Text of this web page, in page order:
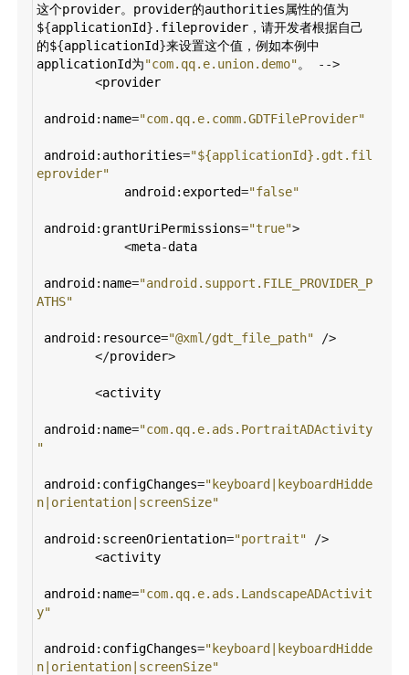
这个provider。provider的authorities属性的值为
${applicationId}. fileprovider，请开发者根据自己
的${applicationId}来设置这个值，例如本例中
applicationId为"com.qq.e.union.demo"。
-->
<provider
android : name="com.qq.e.comm.GDTFileProvider"
android : authorities="${applicationId}.gdt.fil
eprovider"
android : exported="false"
android :grantUriPermissions="true">
<meta-data
android : name="android.support.FILE_PROVIDER_P
ATHS"
android : resource="@xml/gdt_file_path"
/>
</provider>
<activity
android : name="com.qq.e.ads.PortraitADActivity
"
android : configChanges="keyboard|keyboardHidde
n|orientation|screenSize"
android : screenOrientation="portrait"
/>
<activity
android : name="com.qq.e.ads.LandscapeADActivit
y"
android : configChanges="keyboard|keyboardHidde
n|orientation|screenSize"